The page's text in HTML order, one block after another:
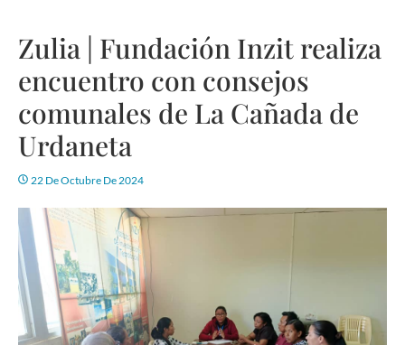
Zulia | Fundación Inzit realiza
encuentro con consejos
comunales de La Cañada de
Urdaneta
22 De Octubre De 2024